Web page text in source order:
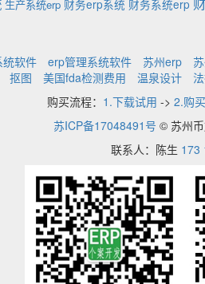
生产系统erp 财务erp系统 财务系统erp
软件 erp管理系统软件 苏州erp
抠图 美国fda检测费用 温泉设计
购买流程： 1.下载试用 -> 2.购
苏ICP备17048491号 © 苏州
联系人：陈生 173